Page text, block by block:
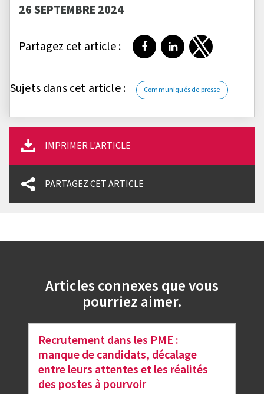
26 SEPTEMBRE 2024
Partagez cet article : Partager sur Facebook
Partager surPartager sur
Sujets dans cet article : Communiqués de presse
IMPRIMER L'ARTICLE
PARTAGEZ CET ARTICLE
Articles connexes que vous
pourriez aimer.
Recrutement dans les PME :
manque de candidats, décalage
entre leurs attentes et les réalités
des postes à pourvoir